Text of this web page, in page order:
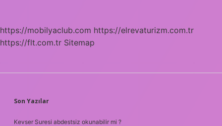
https://mobilyaclub.com https://elrevaturizm.com.tr
https://flt.com.tr Sitemap
SIDEBAR
Son Yazılar
Kevser Suresi abdestsiz okunabilir mi ?